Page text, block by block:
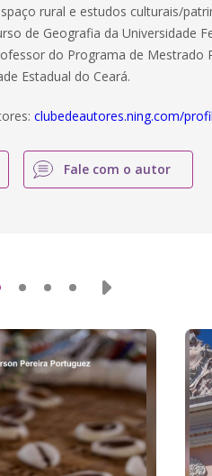
rural e estudos culturais/
de Geografia da Universidade
do Programa de Mestrado
Estadual do Ceará.
clubedeautores.ning.com/
Fale com o autor